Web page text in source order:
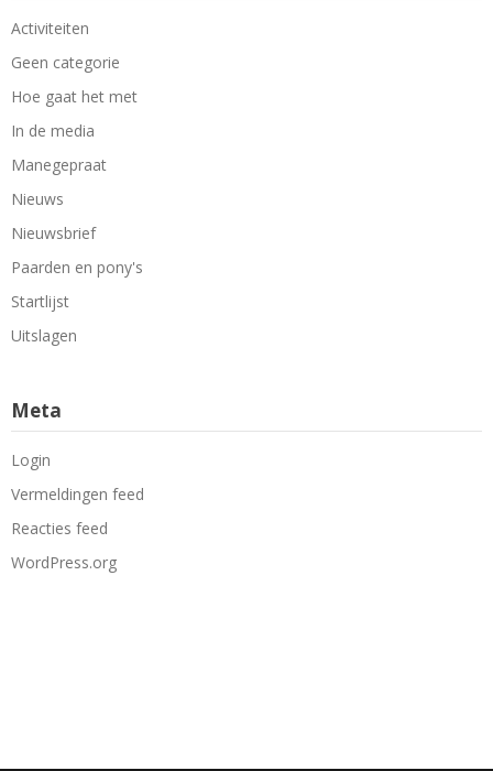
Activiteiten
Geen categorie
Hoe gaat het met
In de media
Manegepraat
Nieuws
Nieuwsbrief
Paarden en pony's
Startlijst
Uitslagen
Meta
Login
Vermeldingen feed
Reacties feed
WordPress.org